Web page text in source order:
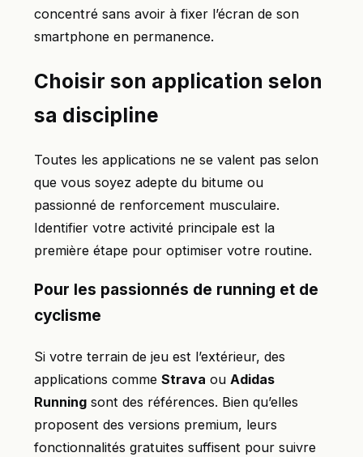
concentré sans avoir à fixer l’écran de son
smartphone en permanence.
Choisir son application selon
sa discipline
Toutes les applications ne se valent pas selon
que vous soyez adepte du bitume ou
passionné de renforcement musculaire.
Identifier votre activité principale est la
première étape pour optimiser votre routine.
Pour les passionnés de running et de
cyclisme
Si votre terrain de jeu est l’extérieur, des
applications comme Strava ou Adidas
Running sont des références. Bien qu’elles
proposent des versions premium, leurs
fonctionnalités gratuites suffisent pour suivre